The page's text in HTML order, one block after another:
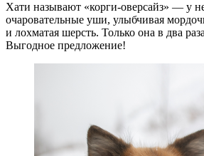
Хати называют «корги-оверсайз» — у
очаровательные уши, улыбчивая
и лохматая шерсть. Только она в два
Выгодное предложение!